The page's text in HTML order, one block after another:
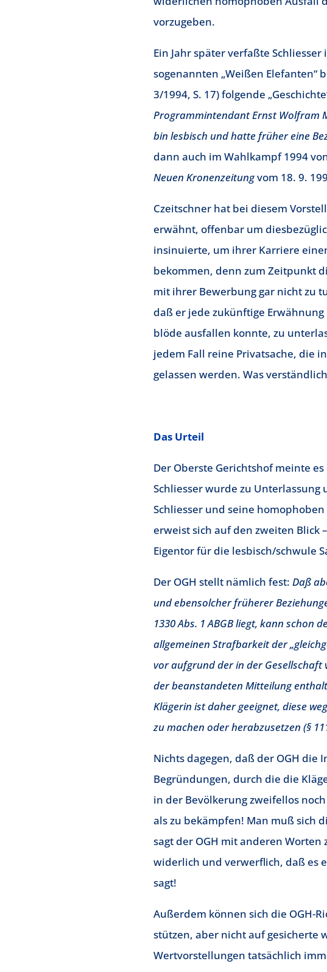
vorzugeben.
Ein Jahr später verfaßte Schliesser
sogenannten „Weißen Elefanten“
3/1994, S. 17) folgende
Programmintendant Ernst Wolfram
bin lesbisch und hatte früher eine
dann auch im Wahlkampf 1994
Neuen Kronenzeitungvom 18. 9.
Czeitschner hat bei diesem
erwähnt, offenbar um
insinuierte, um ihrer Karriere
bekommen, denn zum Zeitpunkt
mit ihrer Bewerbung gar nicht zu
daß er jede zukünftige
blöde ausfallen konnte, zu
jedem Fall reine Privatsache, die
gelassen werden. Was
Das Urteil
Der Oberste Gerichtshof meinte
Schliesser wurde zu Unterlassung
Schliesser und seine
erweist sich auf den zweiten Blick
Eigentor für die lesbisch/schwule
Der OGH stellt nämlich fest: Daß
und ebensolcher früherer
1330 Abs. 1 ABGB liegt, kann
allgemeinen Strafbarkeit der
vor aufgrund der in der
der beanstandeten Mitteilung
Klägerin ist daher geeignet, diese
zu machen oder herabzusetzen (§
Nichts dagegen, daß der OGH
Begründungen, durch die die
in der Bevölkerung zweifellos
als zu bekämpfen! Man muß sich
sagt der OGH mit anderen Worten
widerlich und verwerflich, daß es
sagt!
Außerdem können sich die OGH-
stützen, aber nicht auf gesicherte
Wertvorstellungen tatsächlich